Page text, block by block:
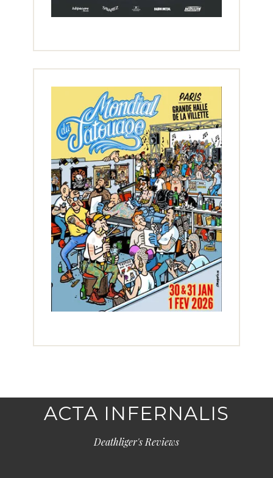
ACTA INFERNALIS
Deathliger's Reviews